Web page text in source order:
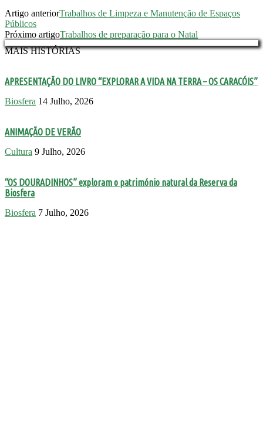
Artigo anteriorTrabalhos de Limpeza e Manutenção de Espaços
Públicos
Próximo artigoTrabalhos de preparação para o Natal
MAIS HISTÓRIAS
APRESENTAÇÃO DO LIVRO “EXPLORAR A VIDA NA TERRA – OS CARACÓIS”
Biosfera 14 Julho, 2026
ANIMAÇÃO DE VERÃO
Cultura 9 Julho, 2026
“OS DOURADINHOS” exploram o património natural da Reserva da
Biosfera
Biosfera 7 Julho, 2026